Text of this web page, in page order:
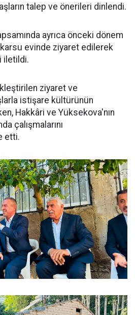
talep ve önerileri dinlendi.
ayrıca önceki dönem
evinde ziyaret edilerek
iletildi.
ziyaret ve
istişare kültürünün
Hakkâri ve Yüksekova'nın
çalışmalarını
etti.